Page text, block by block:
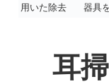
用いた除去
器具
耳